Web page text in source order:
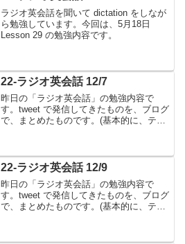
ラジオ英会話を聞いて dictation をしなが
ら勉強しています。今回は、5月18日
Lesson 29 の勉強内容です。
22-ラジオ英会話 12/7
昨日の「ラジオ英会話」の勉強内容で
す。tweet で発信してきたものを、ブログ
で、まとめたものです。(基本的に、テキ
からは、副詞・限定詞について勉強をし
てます。Le...
22-ラジオ英会話 12/9
昨日の「ラジオ英会話」の勉強内容で
す。tweet で発信してきたものを、ブログ
で、まとめたものです。(基本的に、テキ